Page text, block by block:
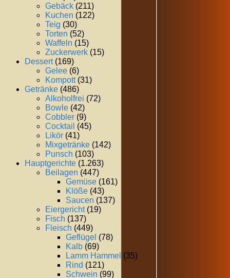
Gebäck (211)
Kuchen (122)
Teig (30)
Torten (52)
Waffeln (15)
Zuckerwerk (15)
Dessert(169)
Gelee (6)
Kompott(31)
Getränke (486)
Alkoholfrei (72)
Bowle (42)
Cobbler (9)
Cocktail (45)
Likör (41)
Mixgetränke (142)
Punsch (103)
Hauptgerichte (1.263)
Beilagen (447)
Gemüse (161)
Klöße (43)
Saucen (137)
Eiergericht(19)
Fisch (137)
Fleisch (449)
Geflügel (78)
Kalb (69)
Lamm Hammel (35)
Rind (121)
Schwein (99)